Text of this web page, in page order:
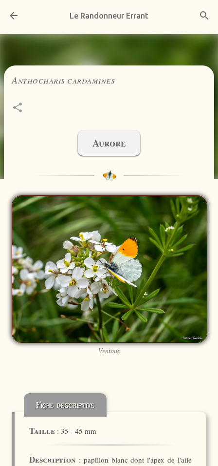
Accéder au contenu principal
Le Randonneur Errant
Anthocharis cardamines
Aurore
Ventoux
Fiche descriptive
Taille : 35 - 45 mm
Description : papillon blanc dont l'apex de l'aile